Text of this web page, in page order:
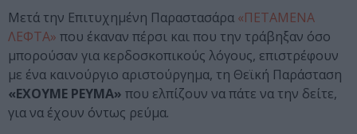
Μετά την Επιτυχημένη Παραστασάρα «ΠΕΤΑΜΕΝΑ
ΛΕΦΤΑ» που έκαναν πέρσι και που την τράβηξαν όσο
μπορούσαν για κερδοσκοπικούς λόγους, επιστρέφουν
με ένα καινούργιο αριστούργημα, τη Θεϊκή Παράσταση
«ΕΧΟΥΜΕ ΡΕΥΜΑ» που ελπίζουν να πάτε να την δείτε,
για να έχουν όντως ρεύμα.